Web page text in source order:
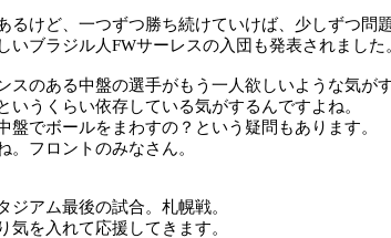
るけど、一つずつ勝ち続けていけば、少しずつ問
いブラジル人FWサーレスの入団も発表されました
スのある中盤の選手がもう一人欲しいような気が
うくらい依存している気がするんですよね。
でボールをまわすの？という疑問もあります。
。フロントのみなさん。
ジアム最後の試合。札幌戦。
を入れて応援してきます。